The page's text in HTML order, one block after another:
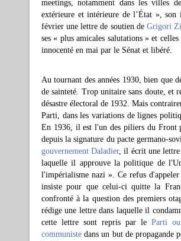
meetings, notamment dans les villes
extérieure et intérieure de l’État »,
février une lettre de soutien de Grigori
ses « plus amicales salutations » et
innocenté en mai par le Sénat et libéré.
Au tournant des années 1930, bien que
de sainteté. Trop unitaire sans doute, et
désastre électoral de 1932. Mais
Parti, dans les variations de lignes
En 1936, il est l'un des piliers du Front
depuis la signature du pacte germano-
gouvernement Daladier, il écrit une lettre
laquelle il approuve la politique de
l'impérialisme nazi ». Ce refus
insiste pour que celui-ci quitte la
confronté à la question des premiers
rédige une lettre dans laquelle il
cette lettre sont repris par leParti
communiste dans un but de propagande